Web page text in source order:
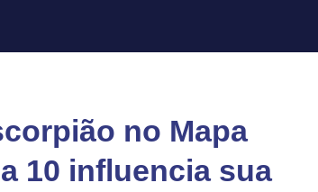
no Mapa
10 influencia sua